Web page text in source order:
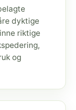
dyktige
riktige
og